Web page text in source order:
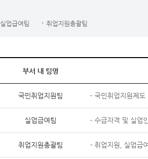
실업급여팀 취업지원총괄팀
부서 내 팀명
국민취업지원팀 - 국민취업지원제
실업급여팀 - 수급자격 및 실업
취업지원총괄팀 - 취업지원, 실업급